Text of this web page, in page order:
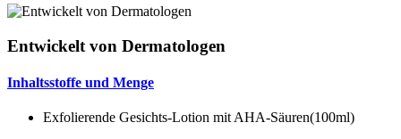
Entwickelt von Dermatologen
Inhaltsstoffe und Menge
Exfolierende Gesichts-Lotion mit AHA-Säuren(100ml)